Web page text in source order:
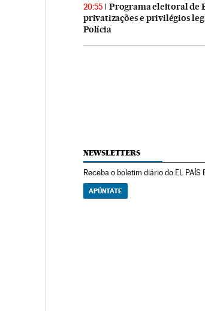
20:55
Programa eleitoral de
privatizações e privilégios
Polícia
NEWSLETTERS
Receba o boletim diário do EL PAÍS
APÚNTATE